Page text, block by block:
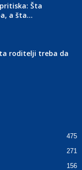
Šta
a šta...
roditelji treba da
475
271
156